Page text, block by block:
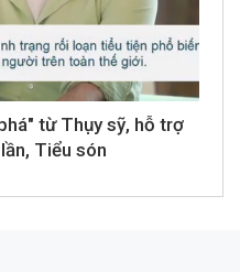
từ Thụy sỹ, hỗ trợ
Tiểu són